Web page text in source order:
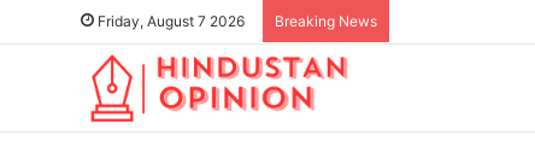
Friday, August 7 2026 Breaking News